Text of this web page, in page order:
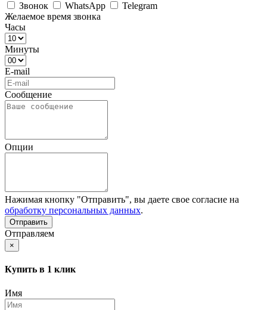
Звонок
WhatsApp
Telegram
Желаемое время звонка
Часы
Минуты
E-mail
Сообщение
Опции
Нажимая кнопку "Отправить", вы даете свое согласие на
обработку персональных данных.
Отправляем
×
Купить в 1 клик
Имя